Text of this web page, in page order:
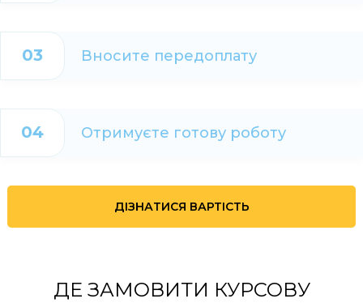
03 Вносите передоплату
04 Отримуєте готову роботу
ДІЗНАТИСЯ ВАРТІСТЬ
ДЕ ЗАМОВИТИ КУРСОВУ